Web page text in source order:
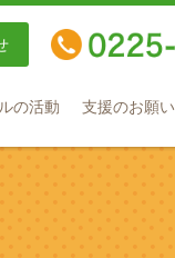
の活動 支援のお願い